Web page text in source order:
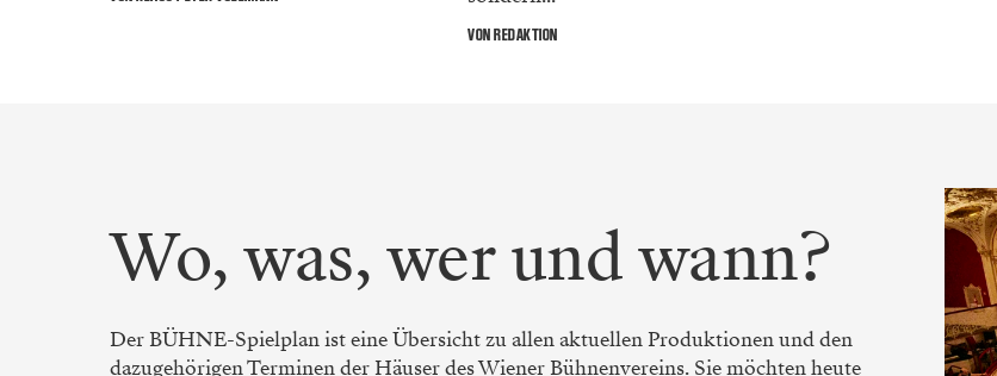
VON REDAKTION
Wo, was, wer und wann?
Der BÜHNE-Spielplan ist eine Übersicht zu allen aktuellen Produktionen und den
dazugehörigen Terminen der Häuser des Wiener Bühnenvereins. Sie möchten heute